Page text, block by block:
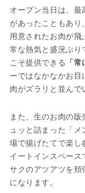
オープン当日は、最
があったこともあり
用意されたお肉が
常な熱気と盛況ぶり
こそ提供できる
「
ーではなかなかお目
肉がズラリと並んで
また、生のお肉の
ュッと詰まった「
場で揚げたてで楽し
イートインスペース
サクのアツアツを頬
になります。